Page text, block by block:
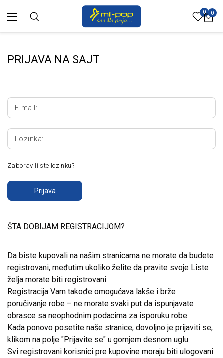
0 0
PRIJAVA NA SAJT
E-mail:
Lozinka:
Zaboravili ste lozinku?
Prijava
ŠTA DOBIJAM REGISTRACIJOM?
Da biste kupovali na našim stranicama ne morate da budete
registrovani, međutim ukoliko želite da pravite svoje Liste
želja morate biti registrovani.
Registracija Vam takođe omogućava lakše i brže
poručivanje robe – ne morate svaki put da ispunjavate
obrasce sa neophodnim podacima za isporuku robe.
Kada ponovo posetite naše stranice, dovoljno je prijaviti se,
klikom na polje "Prijavite se" u gornjem desnom uglu.
Svi registrovani korisnici pre kupovine moraju biti ulogovani